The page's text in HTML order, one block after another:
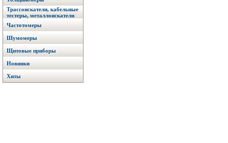
Трассоискатели, кабельные
тестеры, металлоискатели
Частотомеры
Шумомеры
Щитовые приборы
Новинки
Хиты